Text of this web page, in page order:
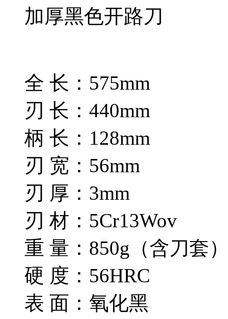
加厚黑色开路刀
全 长：575mm
刃 长：440mm
柄 长：128mm
刃 宽：56mm
刃 厚：3mm
刃 材：5Cr13Wov
重 量：850g（含刀套
硬 度：56HRC
表 面：氧化黑